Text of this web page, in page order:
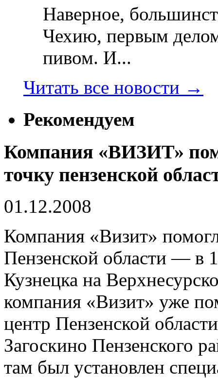
Наверное,
Чехию, первым
пивом. И...
Читать все новости →
Рекомендуем
Компания «ВИЗИТ»
точку пензенской
01.12.2008
Компания «Визит»
Пензенской области — в
Кузнецка на
компания «Визит» уже
центр Пензенской
Загоскино Пензенского
там был установлен